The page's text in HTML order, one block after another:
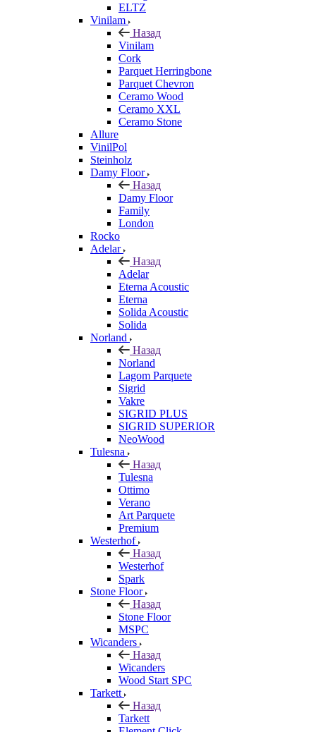
ELTZ
Vinilam
Назад
Vinilam
Cork
Parquet Herringbone
Parquet Chevron
Ceramo Wood
Ceramo XXL
Ceramo Stone
Allure
VinilPol
Steinholz
Damy Floor
Назад
Damy Floor
Family
London
Rocko
Adelar
Назад
Adelar
Eterna Acoustic
Eterna
Solida Acoustic
Solida
Norland
Назад
Norland
Lagom Parquete
Sigrid
Vakre
SIGRID PLUS
SIGRID SUPERIOR
NeoWood
Tulesna
Назад
Tulesna
Ottimo
Verano
Art Parquete
Premium
Westerhof
Назад
Westerhof
Spark
Stone Floor
Назад
Stone Floor
MSPC
Wicanders
Назад
Wicanders
Wood Start SPC
Tarkett
Назад
Tarkett